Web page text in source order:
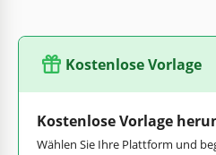
Kostenlose Vorlage
Kostenlose Vorlage
Wählen Sie Ihre Plattform und